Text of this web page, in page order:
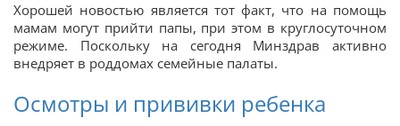
Хорошей новостью является тот факт, что на помощь
мамам могут прийти папы, при этом в круглосуточном
режиме. Поскольку на сегодня Минздрав активно
внедряет в роддомах семейные палаты.
Осмотры и прививки ребенка